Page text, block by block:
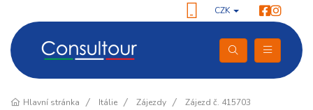
CZK
Hlavní stránka Itálie Zájezdy Zájezd č. 415703